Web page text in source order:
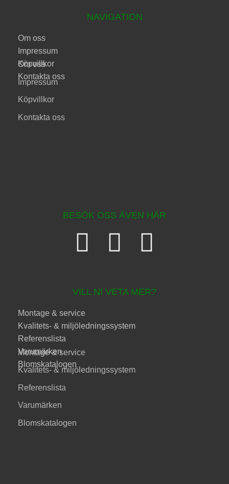
NAVIGATION
Om oss
Impressum
Köpvillkor
Kontakta oss
Om oss
Impressum
Köpvillkor
Kontakta oss
BESÖK OSS ÄVEN HÄR
VILL NI VETA MER?
Montage & service
Kvalitets- & miljöledningssystem
Referenslista
Varumärken
Blomskatalogen
Montage & service
Kvalitets- & miljöledningssystem
Referenslista
Varumärken
Blomskatalogen